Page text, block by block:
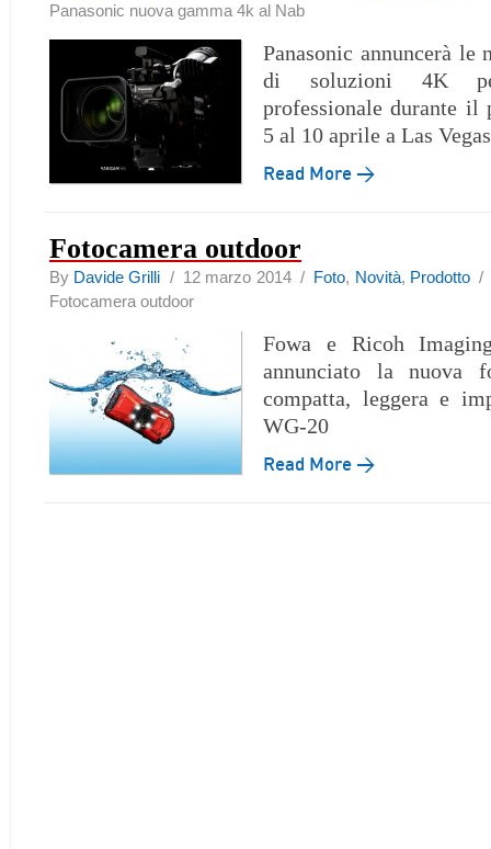
Panasonic nuova gamma 4k al Nab
Panasonic annuncerà le
di soluzioni 4K
professionale durante il
5 al 10 aprile a Las
Read More →
Fotocamera outdoor
By Davide Grilli / 12 marzo 2014 / Foto, Novità, Prodotto
Fotocamera outdoor
Fowa e Ricoh
annunciato la nuova
compatta, leggera e
WG-20
Read More →